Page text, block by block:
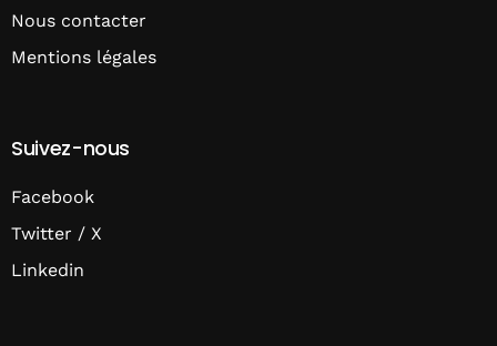
Nous contacter
Mentions légales
Suivez-nous
Facebook
Twitter / X
Linkedin